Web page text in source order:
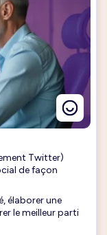
Twitter)
de façon
élaborer une
le meilleur parti